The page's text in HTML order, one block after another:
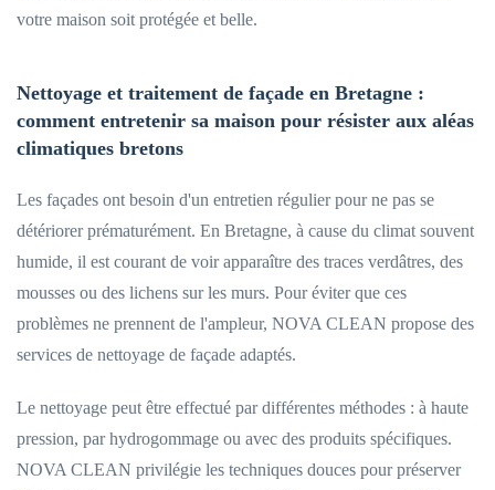
votre maison soit protégée et belle.
Nettoyage et traitement de façade en Bretagne :
comment entretenir sa maison pour résister aux aléas
climatiques bretons
Les façades ont besoin d'un entretien régulier pour ne pas se
détériorer prématurément. En Bretagne, à cause du climat souvent
humide, il est courant de voir apparaître des traces verdâtres, des
mousses ou des lichens sur les murs. Pour éviter que ces
problèmes ne prennent de l'ampleur, NOVA CLEAN propose des
services de nettoyage de façade adaptés.
Le nettoyage peut être effectué par différentes méthodes : à haute
pression, par hydrogommage ou avec des produits spécifiques.
NOVA CLEAN privilégie les techniques douces pour préserver